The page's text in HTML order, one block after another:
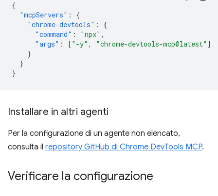
{
"mcpServers" :
{
"chrome-devtools" :
{
"command" : "npx" ,
"args" : [ "-y" , "chrome-devtools-mcp@latest" ]
}
}
}
Installare in altri agenti
Per la configurazione di un agente non elencato,
consulta il repository GitHub di Chrome DevTools MCP.
Verificare la configurazione